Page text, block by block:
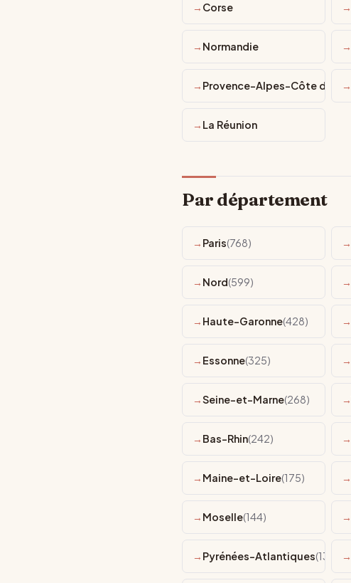
Corse
Normandie
Provence-Alpes-Côte d'Azur
La Réunion
Par département
Paris(768)
Nord(599)
Haute-Garonne(428)
Essonne(325)
Seine-et-Marne(268)
Bas-Rhin(242)
Maine-et-Loire(175)
Moselle(144)
Pyrénées-Atlantiques(139)